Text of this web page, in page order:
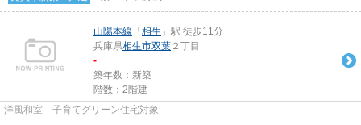
山陽本線 「 相生 」駅 徒歩11分
兵庫県相生市双葉 ２丁目
-
築年数：新築
階数：2階建
洋風和室 子育てグリーン住宅対象